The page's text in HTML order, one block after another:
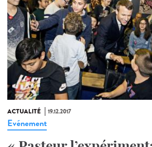
ACTUALITÉ 19.12.2017
Evénement